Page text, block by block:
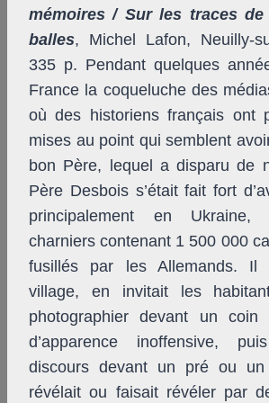
mémoires / Sur les traces
balles, Michel Lafon, Neuilly-
335 p. Pendant quelques
France la coqueluche des
où des historiens français ont
mises au point qui semblent
bon Père, lequel a disparu de
Père Desbois s’était fait fort
principalement en Ukraine,
charniers contenant 1 500 000
fusillés par les Allemands. Il
village, en invitait les
photographier devant un coin
d’apparence inoffensive,
discours devant un pré ou un
révélait ou faisait révéler par